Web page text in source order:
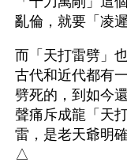
亂倫，就要「凌
而「天打雷劈」
古代和近代都有
劈死的，到如今
聲痛斥成龍「天
雷，是老天爺明
△